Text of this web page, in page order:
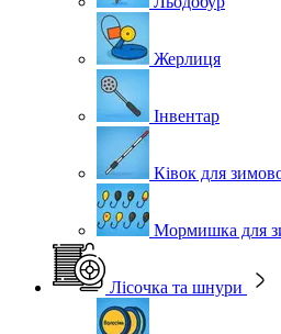
Жерлиця
Інвентар
Ківок для
Мормишка для
Лісочка та шнури